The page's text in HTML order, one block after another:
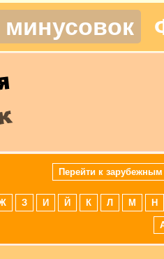
Перейти к зарубежным
З И Й К Л М Н